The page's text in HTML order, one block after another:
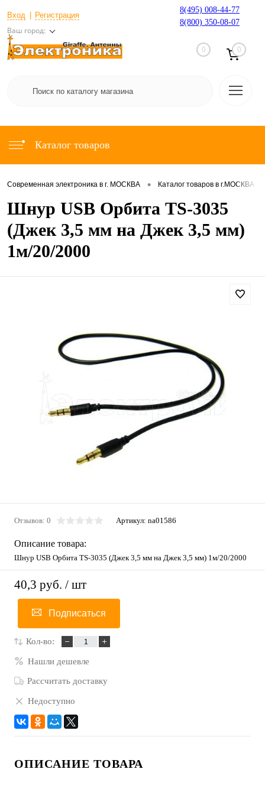
Вход Регистрация
Ваш город:
8(495) 008-44-77
8(800) 350-08-07
0 0
Каталог товаров
Современная электроника в г. МОСКВА • Каталог товаров в г.МОСКВА
Шнур USB Орбита TS-3035
(Джек 3,5 мм на Джек 3,5 мм)
1м/20/2000
Отзывов: 0 Артикул: na01586
Описание товара:
Шнур USB Орбита TS-3035 (Джек 3,5 мм на Джек 3,5 мм) 1м/20/2000
40,3 руб. / шт
Подписаться
Кол-во:
Нашли дешевле
Рассчитать доставку
Недоступно
ОПИСАНИЕ ТОВАРА